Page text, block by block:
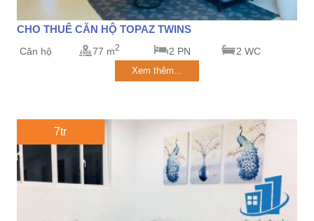
CHO THUÊ CĂN HỘ TOPAZ TWINS
Căn hộ 77 m2 2 PN 2 WC
Xem thêm...
7tr